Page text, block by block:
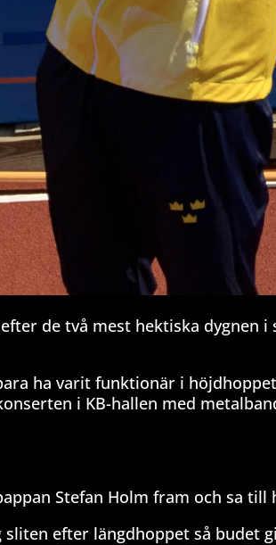
de två mest hektiska
ha varit funktionär i
i KB-hallen med
Stefan Holm fram och sa till
sliten efter längdhoppet så budet